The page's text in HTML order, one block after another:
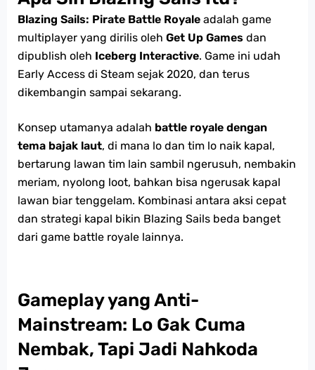
Blazing Sails: Pirate Battle Royale adalah game
multiplayer yang dirilis oleh Get Up Games dan
dipublish oleh Iceberg Interactive. Game ini udah
Early Access di Steam sejak 2020, dan terus
dikembangin sampai sekarang.
Konsep utamanya adalah battle royale dengan
tema bajak laut, di mana lo dan tim lo naik kapal,
bertarung lawan tim lain sambil ngerusuh, nembakin
meriam, nyolong loot, bahkan bisa ngerusak kapal
lawan biar tenggelam. Kombinasi antara aksi cepat
dan strategi kapal bikin Blazing Sails beda banget
dari game battle royale lainnya.
Gameplay yang Anti-
Mainstream: Lo Gak Cuma
Nembak, Tapi Jadi Nahkoda